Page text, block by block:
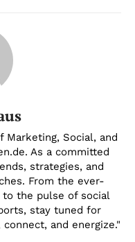
Social, and
As a committed
strategies, and
From the ever-
to the pulse of social
stay tuned for
and energize."